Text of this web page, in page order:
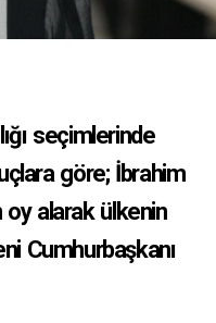
seçimlerinde
göre; İbrahim
alarak ülkenin
Cumhurbaşkanı